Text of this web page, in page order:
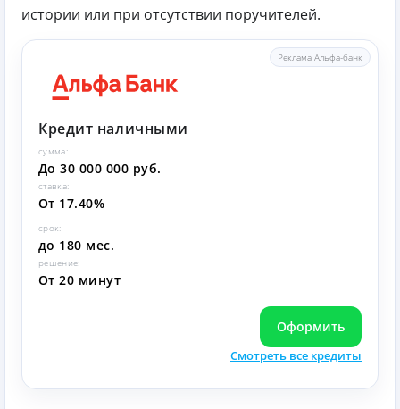
истории или при отсутствии поручителей.
Реклама Альфа-банк
Кредит наличными
сумма:
До 30 000 000 руб.
ставка:
От 17.40%
срок:
до 180 мес.
решение:
От 20 минут
Оформить
Смотреть все кредиты